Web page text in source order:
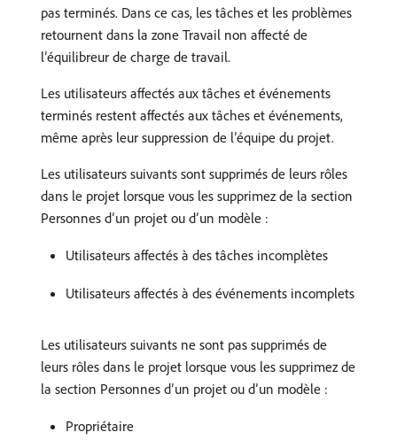
pas terminés. Dans ce cas, les tâches et les problèmes
retournent dans la zone Travail non affecté de
l’équilibreur de charge de travail.
Les utilisateurs affectés aux tâches et événements
terminés restent affectés aux tâches et événements,
même après leur suppression de l’équipe du projet.
Les utilisateurs suivants sont supprimés de leurs rôles
dans le projet lorsque vous les supprimez de la section
Personnes d’un projet ou d’un modèle :
Utilisateurs affectés à des tâches incomplètes
Utilisateurs affectés à des événements incomplets
Les utilisateurs suivants ne sont pas supprimés de
leurs rôles dans le projet lorsque vous les supprimez de
la section Personnes d’un projet ou d’un modèle :
Propriétaire